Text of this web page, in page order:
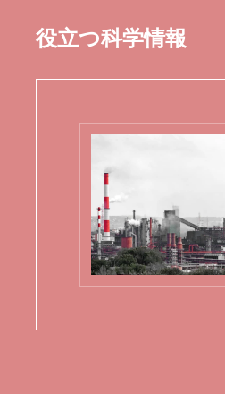
役立つ科学情報